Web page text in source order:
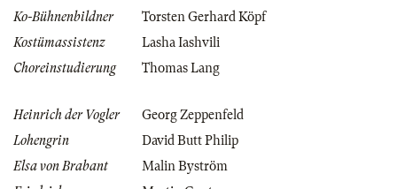
Ko-Bühnenbildner
Torsten Gerhard Köpf
Kostümassistenz
Lasha Iashvili
Choreinstudierung
Thomas Lang
Heinrich der Vogler
Georg Zeppenfeld
Lohengrin
David Butt Philip
Elsa von Brabant
Malin Byström